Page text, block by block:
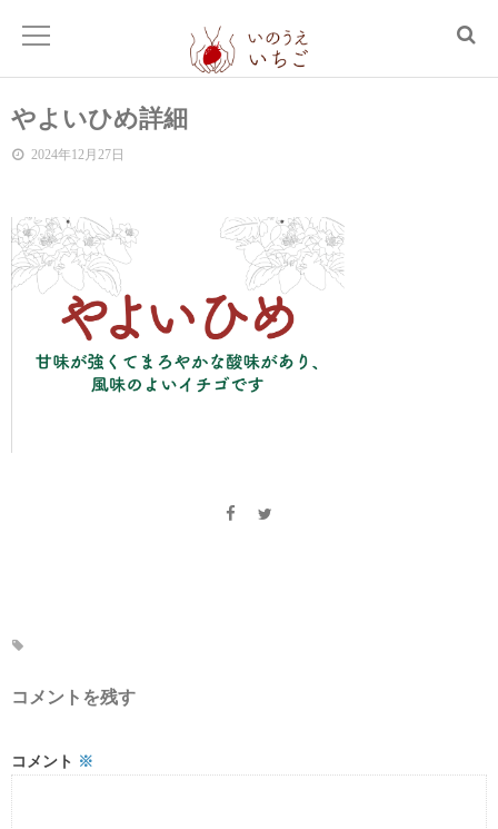
やよいひめ詳細
2024年12月27日
コメントを残す
コメント ※